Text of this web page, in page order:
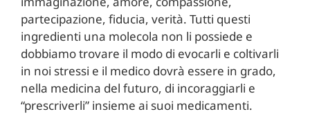
partecipazione, fiducia, verità. Tutti questi
ingredienti una molecola non li possiede e
dobbiamo trovare il modo di evocarli e coltivarli
in noi stressi e il medico dovrà essere in grado,
nella medicina del futuro, di incoraggiarli e
“prescriverli” insieme ai suoi medicamenti.